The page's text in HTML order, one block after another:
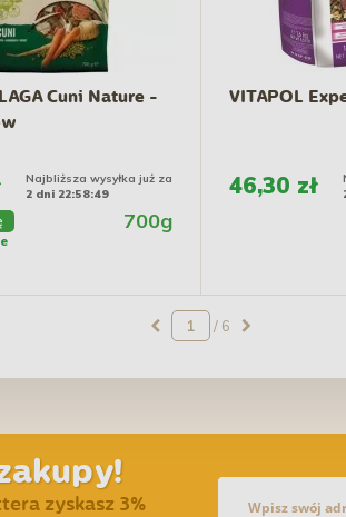
Cuni Nature -
Najbliższa wysyłka już za
2 dni 22:58:48
700g
VITAPOL
46,30 zł
/ 6
zyskasz 3%